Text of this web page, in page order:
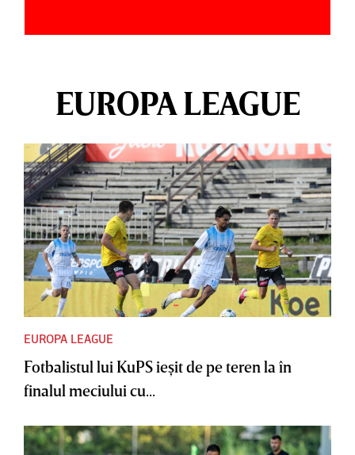
EUROPA LEAGUE
EUROPA LEAGUE
Fotbalistul lui KuPS ieşit de pe teren la în
finalul meciului cu...